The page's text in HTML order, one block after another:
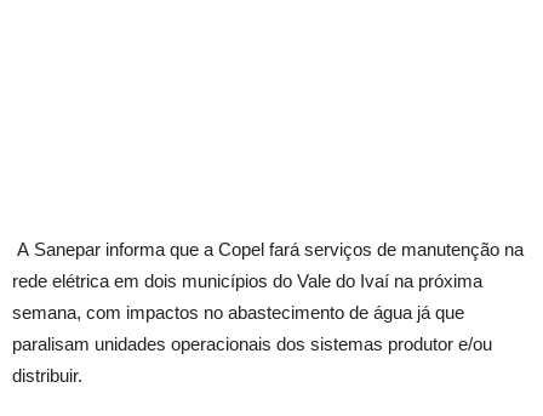
A Sanepar informa que a Copel fará serviços de manutenção na
rede elétrica em dois municípios do Vale do Ivaí na próxima
semana, com impactos no abastecimento de água já que
paralisam unidades operacionais dos sistemas produtor e/ou
distribuir.